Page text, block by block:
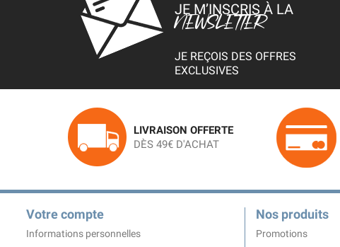
JE M’INSCRIS À LA
NEWSLETTER
JE REÇOIS DES OFFRES
EXCLUSIVES
LIVRAISON OFFERTE
DÈS 49€ D'ACHAT
Votre compte
Informations personnelles
Nos produits
Promotions